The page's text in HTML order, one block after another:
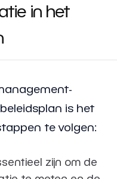
in het
is het
te volgen:
zijn om de